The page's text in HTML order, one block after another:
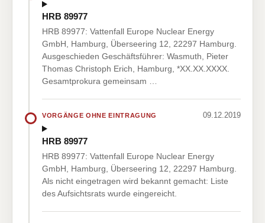
HRB 89977
HRB 89977: Vattenfall Europe Nuclear Energy
GmbH, Hamburg, Überseering 12, 22297 Hamburg.
Ausgeschieden Geschäftsführer: Wasmuth, Pieter
Thomas Christoph Erich, Hamburg, *XX.XX.XXXX.
Gesamtprokura gemeinsam …
VORGÄNGE OHNE EINTRAGUNG 09.12.2019
HRB 89977
HRB 89977: Vattenfall Europe Nuclear Energy
GmbH, Hamburg, Überseering 12, 22297 Hamburg.
Als nicht eingetragen wird bekannt gemacht: Liste
des Aufsichtsrats wurde eingereicht.